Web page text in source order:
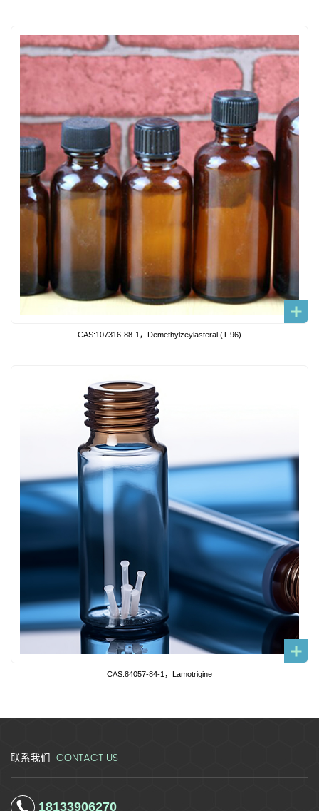
CAS:107316-88-1，Demethylzeylasteral (T-96)
CAS:84057-84-1，Lamotrigine
联系我们 CONTACT US
18133906270